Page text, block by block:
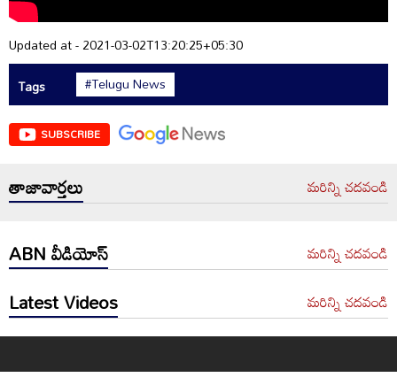
Updated at - 2021-03-02T13:20:25+05:30
Tags
#Telugu News
SUBSCRIBE
తాజావార్తలు మరిన్ని చదవండి
ABN వీడియోస్ మరిన్ని చదవండి
Latest Videos మరిన్ని చదవండి